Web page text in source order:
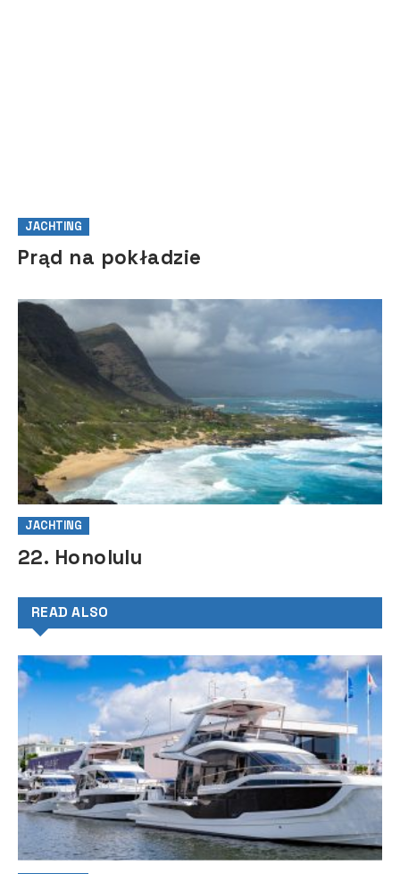
JACHTING
Prąd na pokładzie
JACHTING
22. Honolulu
READ ALSO